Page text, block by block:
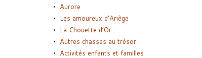
Aurore
Les amoureux d’Ariège
La Chouette d’Or
Autres chasses au trésor
Activités enfants et familles